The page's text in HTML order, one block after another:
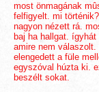
most önmagának
felfigyelt. mi
nagyon nézett rá.
baj ha hallgat.
amire nem
elengedett a füle
egyszóval húzta ki.
beszélt sokat.